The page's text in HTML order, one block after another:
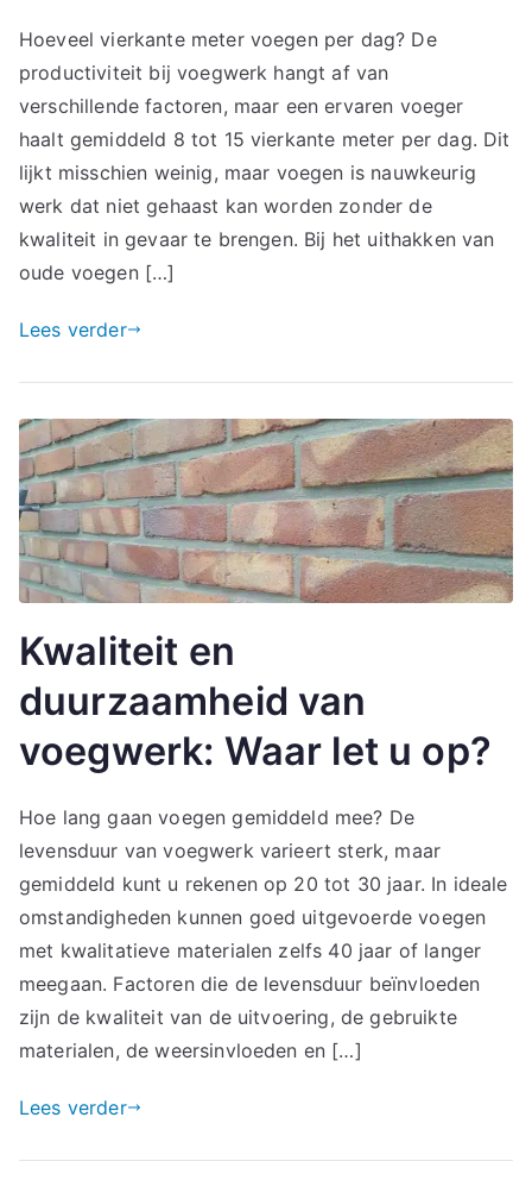
Hoeveel vierkante meter voegen per dag? De
productiviteit bij voegwerk hangt af van
verschillende factoren, maar een ervaren voeger
haalt gemiddeld 8 tot 15 vierkante meter per dag. Dit
lijkt misschien weinig, maar voegen is nauwkeurig
werk dat niet gehaast kan worden zonder de
kwaliteit in gevaar te brengen. Bij het uithakken van
oude voegen […]
Lees verder
Kwaliteit en
duurzaamheid van
voegwerk: Waar let u op?
Hoe lang gaan voegen gemiddeld mee? De
levensduur van voegwerk varieert sterk, maar
gemiddeld kunt u rekenen op 20 tot 30 jaar. In ideale
omstandigheden kunnen goed uitgevoerde voegen
met kwalitatieve materialen zelfs 40 jaar of langer
meegaan. Factoren die de levensduur beïnvloeden
zijn de kwaliteit van de uitvoering, de gebruikte
materialen, de weersinvloeden en […]
Lees verder